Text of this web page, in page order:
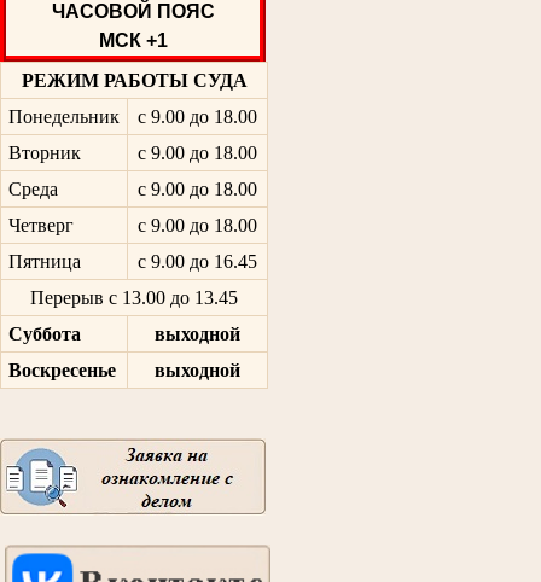
ЧАСОВОЙ ПОЯС
МСК +1
РЕЖИМ РАБОТЫ СУДА
Понедельник
с 9.00 до 18.00
Вторник
с 9.00 до 18.00
Среда
с 9.00 до 18.00
Четверг
с 9.00 до 18.00
Пятница
с 9.00 до 16.45
Перерыв с 13.00 до 13.45
Суббота
выходной
Воскресенье
выходной